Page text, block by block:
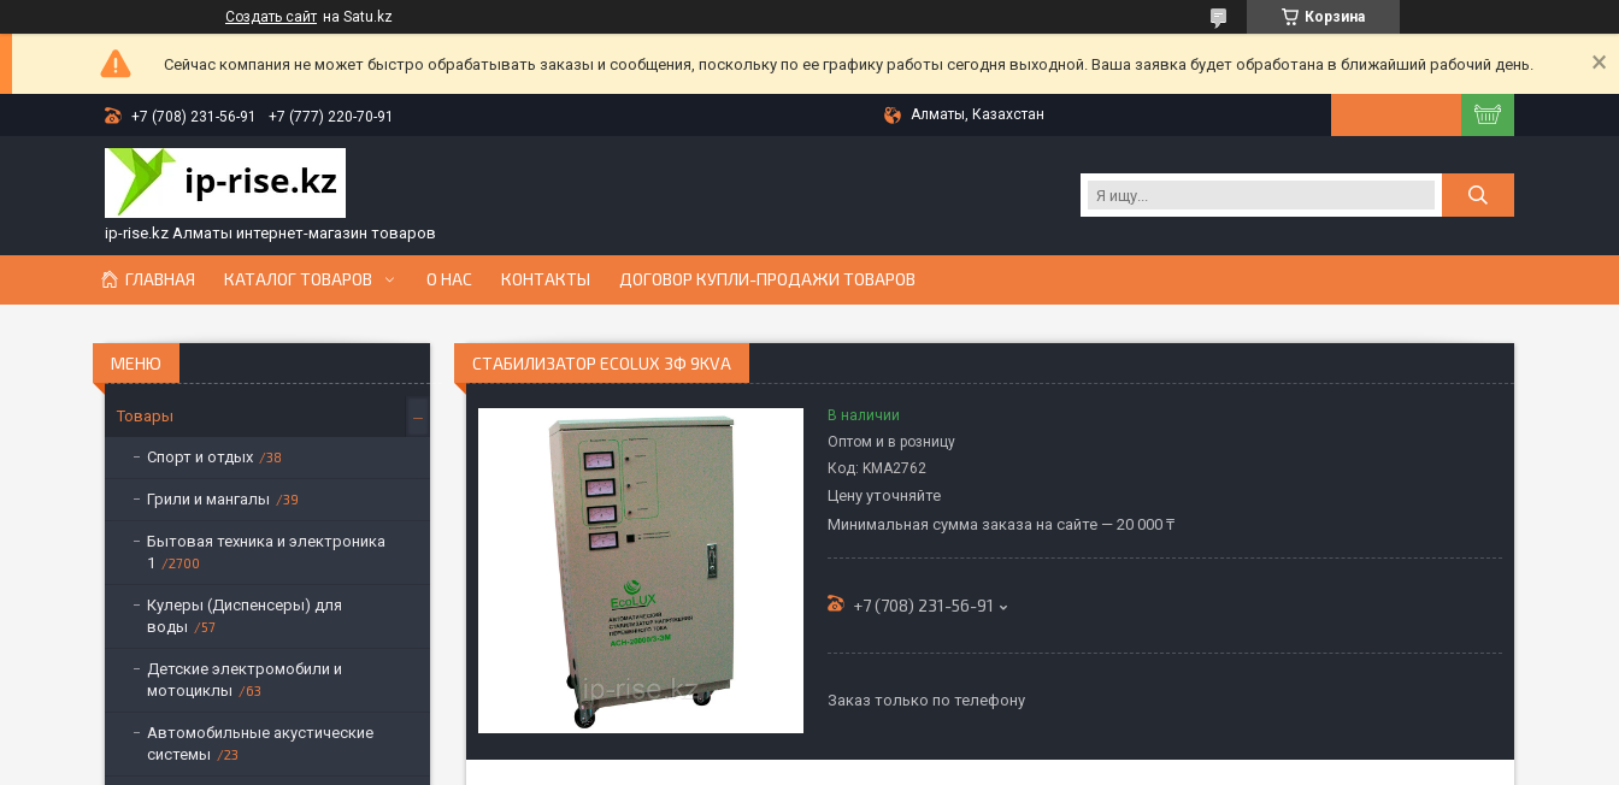
Создать сайт на Satu.kz Корзина
Сейчас компания не может быстро обрабатывать заказы и сообщения, поскольку по ее графику работы сегодня выходной. Ваша заявка будет обработана в ближайший рабочий день.
+7 (708) 231-56-91 +7 (777) 220-70-91 Алматы, Казахстан
ip-rise.kz Алматы интернет-магазин товаров
ГЛАВНАЯ КАТАЛОГ ТОВАРОВ О НАС КОНТАКТЫ ДОГОВОР КУПЛИ-ПРОДАЖИ ТОВАРОВ
СТАБИЛИЗАТОР ECOLUX 3Ф 9KVA
В наличии
Оптом и в розницу
Код: KMА2762
Цену уточняйте
Минимальная сумма заказа на сайте — 20 000 ₸
+7 (708) 231-56-91
Заказ только по телефону
Товары
Спорт и отдых 38
Грили и мангалы 39
Бытовая техника и электроника
1
2700
Кулеры (Диспенсеры) для
воды
57
Детские электромобили и
мотоциклы
63
Автомобильные акустические
системы
23